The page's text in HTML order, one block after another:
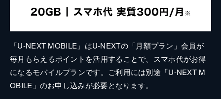
「U-NEXT MOBILE」はU-NEXTの「月額プラン」会員が
毎月もらえるポイントを活用することで、スマホ代がお得
になるモバイルプランです。ご利用には別途「U-NEXT M
OBILE」のお申し込みが必要となります。